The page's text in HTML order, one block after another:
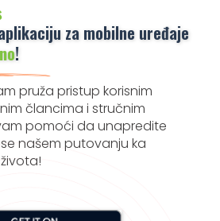
za mobilne uređaje
!
pruža pristup korisnim
člancima i stručnim
pomoći da unapredite
našem putovanju ka